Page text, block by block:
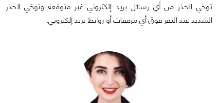
توخي الحذر من أي رسائل بريد إلكتروني غير متوقعة وتوخي الحذر
الشديد عند النقر فوق أي مرفقات أو روابط بريد إلكتروني.